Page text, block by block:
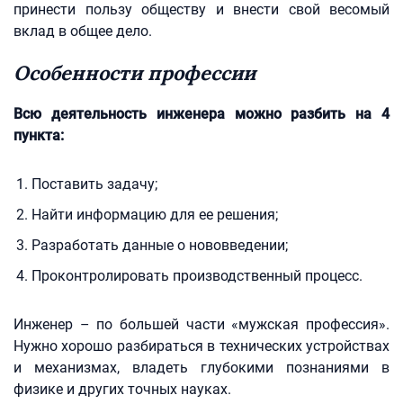
принести пользу обществу и внести свой весомый
вклад в общее дело.
Особенности профессии
Всю деятельность инженера можно разбить на 4
пункта:
Поставить задачу;
Найти информацию для ее решения;
Разработать данные о нововведении;
Проконтролировать производственный процесс.
Инженер – по большей части «мужская профессия».
Нужно хорошо разбираться в технических устройствах
и механизмах, владеть глубокими познаниями в
физике и других точных науках.